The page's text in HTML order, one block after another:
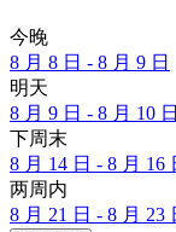
今晚
8 月 8 日 - 8 月 9 日
明天
8 月 9 日 - 8 月 10 日
下周末
8 月 14 日 - 8 月 16
两周内
8 月 21 日 - 8 月 23